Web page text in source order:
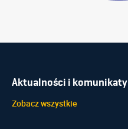
Aktualności i komunikaty
Zobacz wszystkie